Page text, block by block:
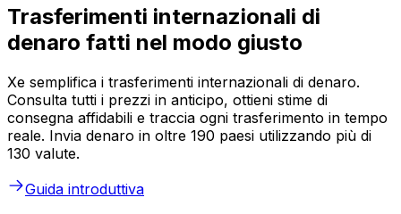
Trasferimenti internazionali di
denaro fatti nel modo giusto
Xe semplifica i trasferimenti internazionali di denaro.
Consulta tutti i prezzi in anticipo, ottieni stime di
consegna affidabili e traccia ogni trasferimento in tempo
reale. Invia denaro in oltre 190 paesi utilizzando più di
130 valute.
Guida introduttiva